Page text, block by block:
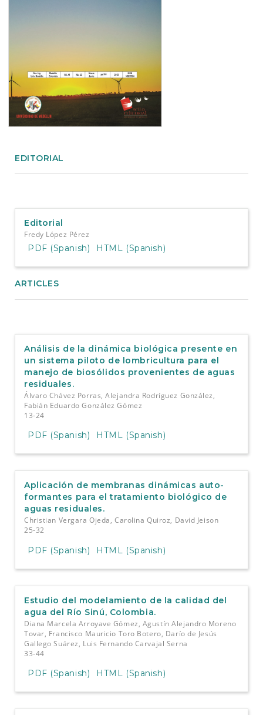
e
b
a
EDITORIAL
Editorial
Fredy López Pérez
PDF (Spanish) HTML (Spanish)
ARTICLES
Análisis de la dinámica biológica presente en
un sistema piloto de lombricultura para el
manejo de biosólidos provenientes de aguas
residuales.
Álvaro Chávez Porras, Alejandra Rodríguez González,
Fabián Eduardo González Gómez
13-24
PDF (Spanish) HTML (Spanish)
Aplicación de membranas dinámicas auto-
formantes para el tratamiento biológico de
aguas residuales.
Christian Vergara Ojeda, Carolina Quiroz, David Jeison
25-32
PDF (Spanish) HTML (Spanish)
Estudio del modelamiento de la calidad del
agua del Río Sinú, Colombia.
Diana Marcela Arroyave Gómez, Agustín Alejandro Moreno
Tovar, Francisco Mauricio Toro Botero, Darío de Jesús
Gallego Suárez, Luis Fernando Carvajal Serna
33-44
PDF (Spanish) HTML (Spanish)